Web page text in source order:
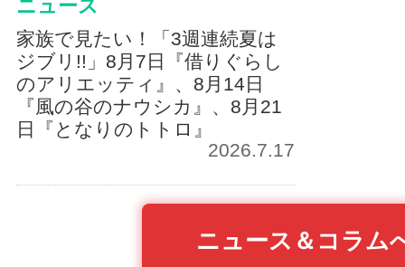
ニュース
家族で見たい！「3週連続夏は
ジブリ!!」8月7日『借りぐらし
のアリエッティ』、8月14日
『風の谷のナウシカ』、8月21
日『となりのトトロ』
2026.7.17
ニュース＆コラム